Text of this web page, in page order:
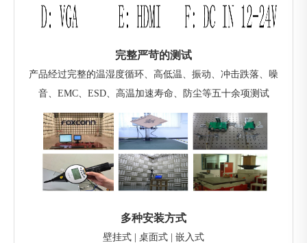
完整严苛的测试
产品经过完整的温湿度循环、高低温、振动、冲击跌落、噪
音、EMC、ESD、高温加速寿命、防尘等五十余项测试
多种安装方式
壁挂式 | 桌面式 | 嵌入式